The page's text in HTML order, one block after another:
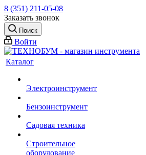
8 (351) 211-05-08
Заказать звонок
Поиск
Войти
Каталог
Электроинструмент
Бензоинструмент
Садовая техника
Строительное
оборудование